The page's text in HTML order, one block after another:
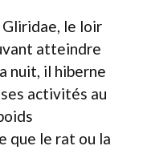
le loir
atteindre
nuit, il hiberne
activités au
que le rat ou la